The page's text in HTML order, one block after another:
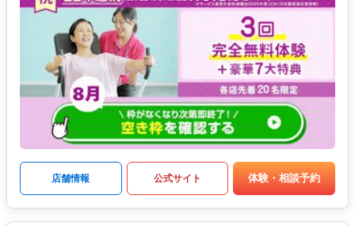
店舗情報 公式サイト 体験・相談予約